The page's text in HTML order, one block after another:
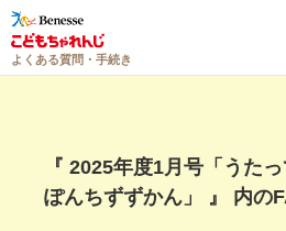
よくある質問・手続き
よくある質問・お問い合わせ
『 2025年度1月号「うた
ぽんちずずかん」 』 内の